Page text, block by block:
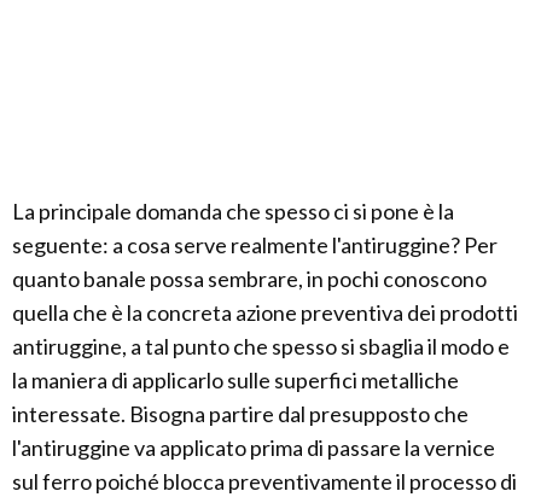
La principale domanda che spesso ci si pone è la
seguente: a cosa serve realmente l'antiruggine? Per
quanto banale possa sembrare, in pochi conoscono
quella che è la concreta azione preventiva dei prodotti
antiruggine, a tal punto che spesso si sbaglia il modo e
la maniera di applicarlo sulle superfici metalliche
interessate. Bisogna partire dal presupposto che
l'antiruggine va applicato prima di passare la vernice
sul ferro poiché blocca preventivamente il processo di